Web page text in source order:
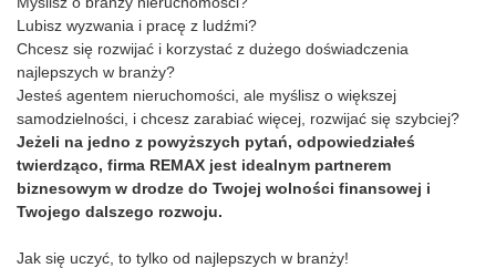
Lubisz wyzwania i pracę z ludźmi?
Chcesz się rozwijać i korzystać z dużego doświadczenia
najlepszych w branży?
Jesteś agentem nieruchomości, ale myślisz o większej
samodzielności, i chcesz zarabiać więcej, rozwijać się szybciej?
Jeżeli na jedno z powyższych pytań, odpowiedziałeś
twierdząco, firma REMAX jest idealnym partnerem
biznesowym w drodze do Twojej wolności finansowej i
Twojego dalszego rozwoju.
Jak się uczyć, to tylko od najlepszych w branży!